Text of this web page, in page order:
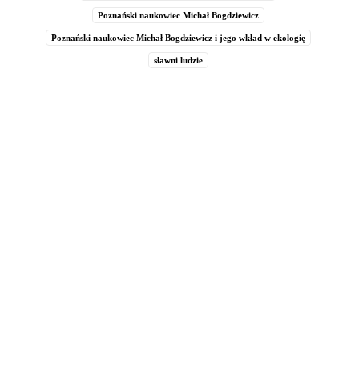
Poznański naukowiec Michał Bogdziewicz
Poznański naukowiec Michał Bogdziewicz i jego wkład w ekologię
sławni ludzie